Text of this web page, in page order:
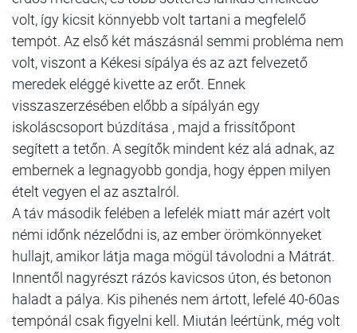
volt, így kicsit könnyebb volt tartani a megfelelő
tempót. Az első két mászásnál semmi probléma nem
volt, viszont a Kékesi sípálya és az azt felvezető
meredek eléggé kivette az erőt. Ennek
visszaszerzésében előbb a sípályán egy
iskoláscsoport búzdítása , majd a frissítőpont
segített a tetőn. A segítők mindent kéz alá adnak, az
embernek a legnagyobb gondja, hogy éppen milyen
ételt vegyen el az asztalról.
A táv második felében a lefelék miatt már azért volt
némi időnk nézelődni is, az ember örömkönnyeket
hullajt, amikor látja maga mögül távolodni a Mátrát.
Innentől nagyrészt rázós kavicsos úton, és betonon
haladt a pálya. Kis pihenés nem ártott, lefelé 40-60as
tempónál csak figyelni kell. Miután leértünk, még volt